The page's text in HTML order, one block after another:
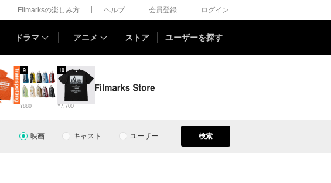
Filmarksの楽しみ方 ヘルプ 会員登録 ログイン
ドラマ アニメ ストア ユーザーを探す
¥880
9
¥7,700
10
映画 キャスト ユーザー 検索